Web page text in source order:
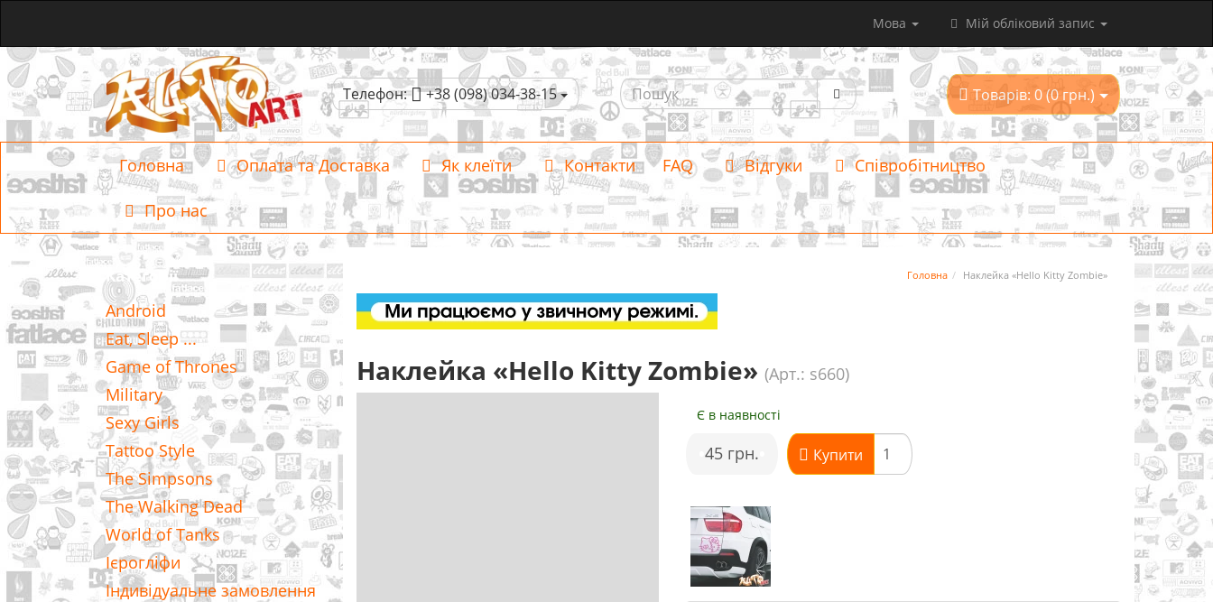
Мова Мій обліковий запис
Телефон: +38 (098) 034-38-15 Товарів: 0 (0 грн.)
Головна Оплата та Доставка Як клеїти Контакти FAQ Відгуки Співробітництво
Про нас
Категорії
Android
Eat, Sleep ...
Game of Thrones
Military
Sexy Girls
Tattoo Style
The Simpsons
The Walking Dead
World of Tanks
Ієрогліфи
Індивідуальне замовлення
Головна Наклейка «Hello Kitty Zombie»
Наклейка «Hello Kitty Zombie» (Арт.: s660)
Є в наявності
•45 грн. Купити